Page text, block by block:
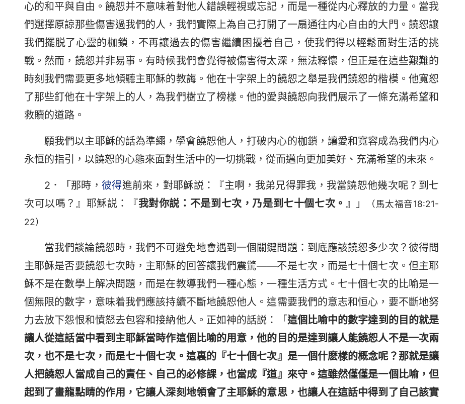
心的和平與自由。饒恕并不意味着對他人錯誤輕視或忘記，而是一種從内心釋放的力量。當我
們選擇原諒那些傷害過我們的人，我們實際上為自己打開了一扇通往内心自由的大門。饒恕讓
我們擺脱了心靈的枷鎖，不再讓過去的傷害繼續困擾着自己，使我們得以輕鬆面對生活的挑
戰。然而，饒恕并非易事。有時候我們會覺得被傷害得太深，無法釋懷，但正是在這些艱難的
時刻我們需要更多地傾聽主耶穌的教誨。他在十字架上的饒恕之舉是我們饒恕的楷模。他寬恕
了那些釘他在十字架上的人，為我們樹立了榜樣。他的愛與饒恕向我們展示了一條充滿希望和
救贖的道路。
願我們以主耶穌的話為準繩，學會饒恕他人，打破内心的枷鎖，讓愛和寬容成為我們内心
永恒的指引，以饒恕的心態來面對生活中的一切挑戰，從而邁向更加美好、充滿希望的未來。
2．「那時， 彼得進前來，對耶穌説：『主啊，我弟兄得罪我，我當饒恕他幾次呢？到七
次可以嗎？』耶穌説：『我對你説：不是到七次，乃是到七十個七次。 』」
（馬太福音18:21-
22）
當我們談論饒恕時，我們不可避免地會遇到一個關鍵問題：到底應該饒恕多少次？彼得問
主耶穌是否要饒恕七次時，主耶穌的回答讓我們震驚——不是七次，而是七十個七次。但主耶
穌不是在數學上解决問題，而是在教導我們一種心態，一種生活方式。七十個七次的比喻是一
個無限的數字，意味着我們應該持續不斷地饒恕他人。這需要我們的意志和恒心，要不斷地努
力去放下怨恨和憤怒去包容和接納他人。正如神的話説：「 這個比喻中的數字達到的目的就是
讓人從這話當中看到主耶穌當時作這個比喻的用意，他的目的是達到讓人能饒恕人不是一次兩
次，也不是七次，而是七十個七次。這裏的『七十個七次』是一個什麽樣的概念呢？那就是讓
人把饒恕人當成自己的責任、自己的必修課，也當成『道』來守。這雖然僅僅是一個比喻，但
起到了畫龍點睛的作用，它讓人深刻地領會了主耶穌的意思，也讓人在這話中得到了自己該實